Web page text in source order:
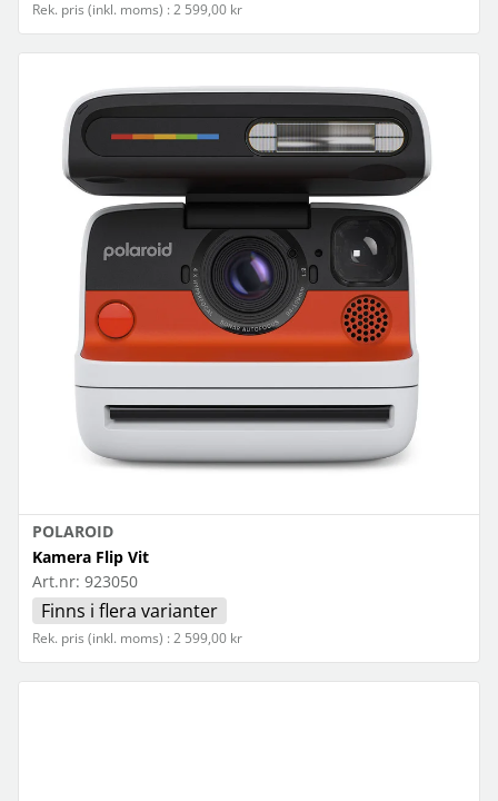
Rek. pris (inkl. moms) : 2 599,00 kr
POLAROID
Kamera Flip Vit
Art.nr: 923050
Finns i flera varianter
Rek. pris (inkl. moms) : 2 599,00 kr